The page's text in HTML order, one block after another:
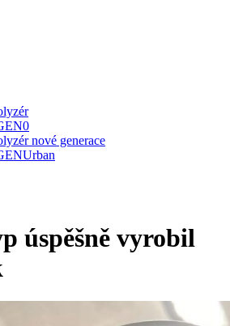
nové generace
úspěšně vyrobil